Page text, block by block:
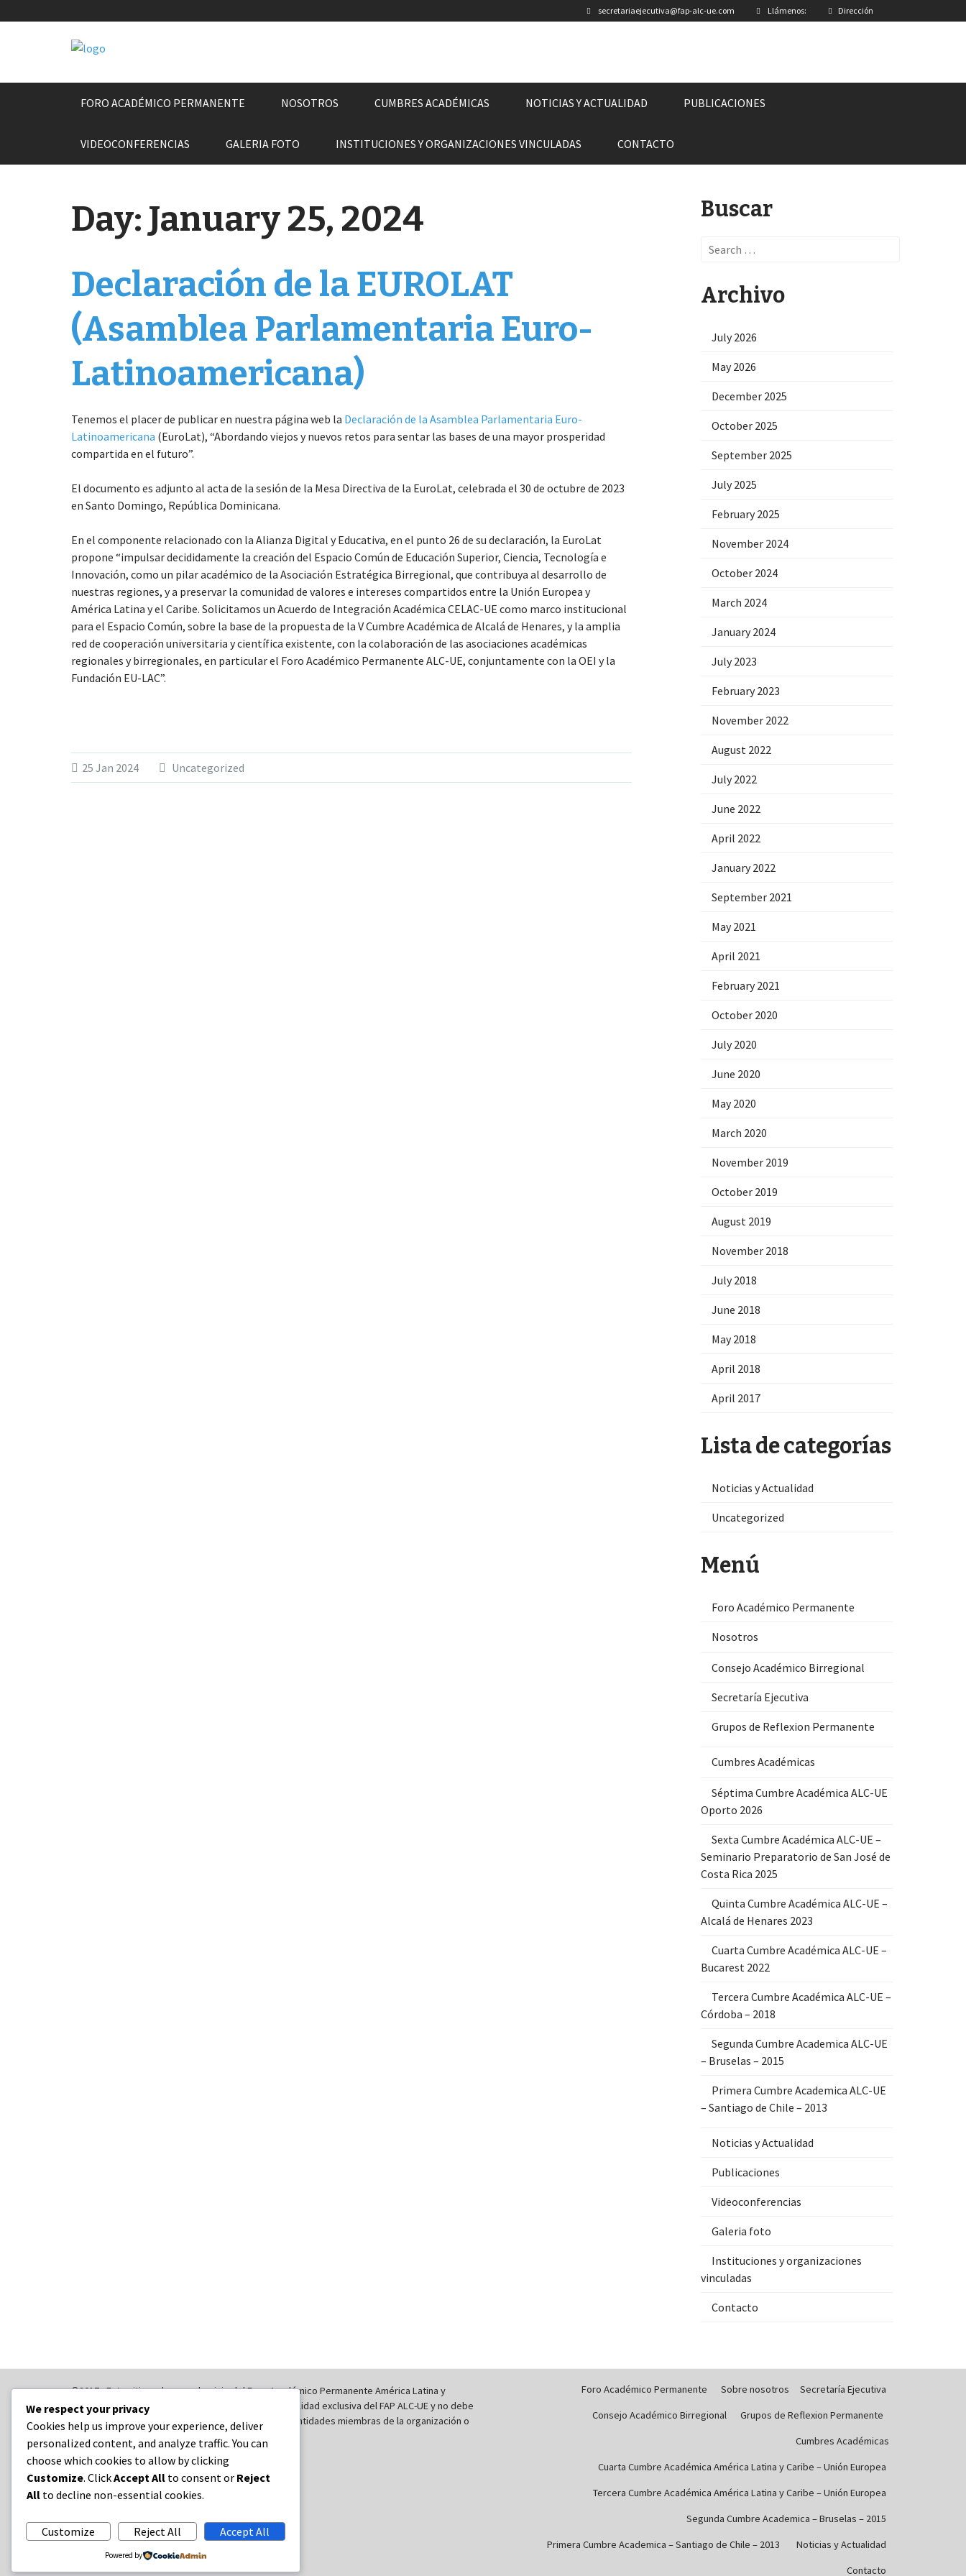
secretariaejecutiva@fap-alc-ue.com Llámenos: Dirección
to
FORO ACADÉMICO PERMANENTE NOSOTROS CUMBRES ACADÉMICAS NOTICIAS Y ACTUALIDAD PUBLICACIONES
VIDEOCONFERENCIAS GALERIA FOTO INSTITUCIONES Y ORGANIZACIONES VINCULADAS CONTACTO
Day: January 25, 2024
Declaración de la EUROLAT
(Asamblea Parlamentaria Euro-
Latinoamericana)
Tenemos el placer de publicar en nuestra página web la Declaración de la Asamblea Parlamentaria Euro-
Latinoamericana (EuroLat), “Abordando viejos y nuevos retos para sentar las bases de una mayor prosperidad
compartida en el futuro”.
El documento es adjunto al acta de la sesión de la Mesa Directiva de la EuroLat, celebrada el 30 de octubre de 2023
en Santo Domingo, República Dominicana.
En el componente relacionado con la Alianza Digital y Educativa, en el punto 26 de su declaración, la EuroLat
propone “impulsar decididamente la creación del Espacio Común de Educación Superior, Ciencia, Tecnología e
Innovación, como un pilar académico de la Asociación Estratégica Birregional, que contribuya al desarrollo de
nuestras regiones, y a preservar la comunidad de valores e intereses compartidos entre la Unión Europea y
América Latina y el Caribe. Solicitamos un Acuerdo de Integración Académica CELAC-UE como marco institucional
para el Espacio Común, sobre la base de la propuesta de la V Cumbre Académica de Alcalá de Henares, y la amplia
red de cooperación universitaria y científica existente, con la colaboración de las asociaciones académicas
regionales y birregionales, en particular el Foro Académico Permanente ALC-UE, conjuntamente con la OEI y la
Fundación EU-LAC”.
25 Jan 2024 Uncategorized
Buscar
Search
Archivo
July 2026
May 2026
December 2025
October 2025
September 2025
July 2025
February 2025
November 2024
October 2024
March 2024
January 2024
July 2023
February 2023
November 2022
August 2022
July 2022
June 2022
April 2022
January 2022
September 2021
May 2021
April 2021
February 2021
October 2020
July 2020
June 2020
May 2020
March 2020
November 2019
October 2019
August 2019
November 2018
July 2018
June 2018
May 2018
April 2018
April 2017
Lista de categorías
Noticias y Actualidad
Uncategorized
Menú
Foro Académico Permanente
Nosotros
Consejo Académico Birregional
Secretaría Ejecutiva
Grupos de Reflexion Permanente
Cumbres Académicas
Séptima Cumbre Académica ALC-UE
Oporto 2026
Sexta Cumbre Académica ALC-UE –
Seminario Preparatorio de San José de
Costa Rica 2025
Quinta Cumbre Académica ALC-UE –
Alcalá de Henares 2023
Cuarta Cumbre Académica ALC-UE –
Bucarest 2022
Tercera Cumbre Académica ALC-UE –
Córdoba – 2018
Segunda Cumbre Academica ALC-UE
– Bruselas – 2015
Primera Cumbre Academica ALC-UE
– Santiago de Chile – 2013
Noticias y Actualidad
Publicaciones
Videoconferencias
Galeria foto
Instituciones y organizaciones
vinculadas
Contacto
©2017 - Este sitio web es un dominio del Foro Académico Permanente América Latina y
Caribe - Uniñon Europea. Su contenido es responsabilidad exclusiva del FAP ALC-UE y no debe
considerarse que refleja los puntos de vista de las entidades miembras de la organización o
de las instituciones europeas.
Foro Académico Permanente Sobre nosotros
Secretaría Ejecutiva
Consejo Académico Birregional
Grupos de Reflexion Permanente
Cumbres Académicas
Cuarta Cumbre Académica América Latina y Caribe – Unión Europea
Tercera Cumbre Académica América Latina y Caribe – Unión Europea
Segunda Cumbre Academica – Bruselas – 2015
Primera Cumbre Academica – Santiago de Chile – 2013
Noticias y Actualidad
Contacto
We respect your privacy
Cookies help us improve your experience, deliver
personalized content, and analyze traffic. You can
choose which cookies to allow by clicking
Customize. ClickAccept All to consent or Reject
All to decline non-essential cookies.
Customize Reject All Accept All
Powered by